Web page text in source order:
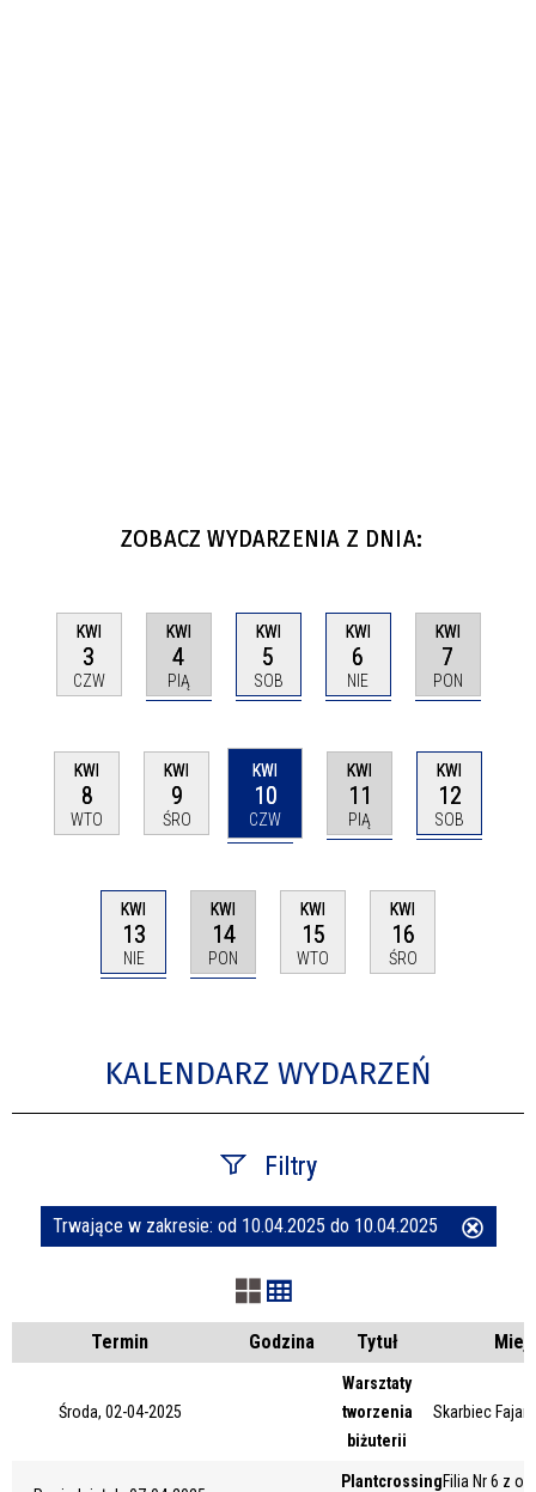
ZOBACZ WYDARZENIA Z DNIA:
KWI
3
CZW
KWI
4
PIĄ
KWI
5
SOB
KWI
6
NIE
KWI
7
PON
KWI
8
WTO
KWI
9
ŚRO
KWI
10
CZW
KWI
11
PIĄ
KWI
12
SOB
KWI
13
NIE
KWI
14
PON
KWI
15
WTO
KWI
16
ŚRO
KALENDARZ WYDARZEŃ
Filtry
Szukana fraza
Kategoria
Trwające w zakresie
Trwające w zakresie: od 10.04.2025 do 10.04.2025
Termin Godzina Tytuł
Środa, 02-04-2025
Warsztaty
tworzenia
biżuterii
Skarbiec
PlantcrossingFilia Nr 6 z